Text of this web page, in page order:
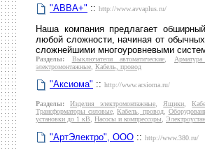
"АВВА+" :: http://www.avvaplus.ru/
Наша компания предлагает
любой сложности, начиная от
сложнейшими многоуровневыми
Разделы: Выключатели автоматические
электромонтажные Кабель, провод
"Аксиома" :: http://www.acsioma.ru/
Разделы: Изделия электромонтажные Ящики ,
Трансформаторы силовые,Кабель, провод,
установки до 1 кВ
Насосы и компрессоры
"АртЭлектро", ООО :: http://www.380.ru/